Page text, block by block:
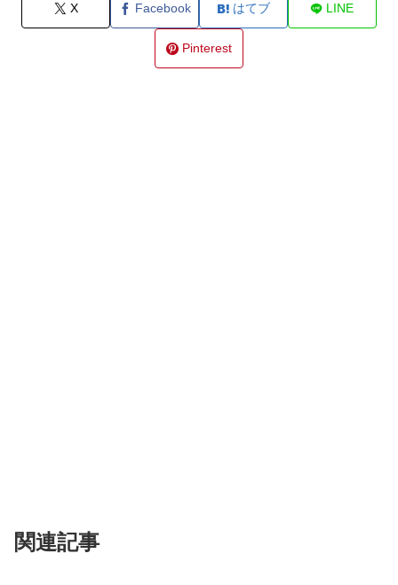
X Facebook はてブ LINE
Pinterest
関連記事